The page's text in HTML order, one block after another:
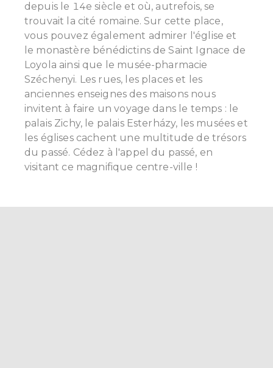
depuis le 14e siècle et où, autrefois, se
trouvait la cité romaine. Sur cette place,
vous pouvez également admirer l'église et
le monastère bénédictins de Saint Ignace de
Loyola ainsi que le musée-pharmacie
Széchenyi. Les rues, les places et les
anciennes enseignes des maisons nous
invitent à faire un voyage dans le temps : le
palais Zichy, le palais Esterházy, les musées et
les églises cachent une multitude de trésors
du passé. Cédez à l'appel du passé, en
visitant ce magnifique centre-ville !